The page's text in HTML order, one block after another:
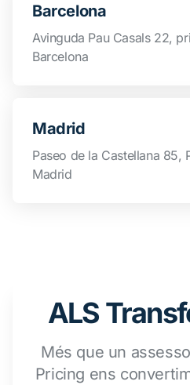
Barcelona
Avinguda Pau Casals 22,
Barcelona
Madrid
Paseo de la Castellana 85,
Madrid
ALS
Més que un
Pricing ens